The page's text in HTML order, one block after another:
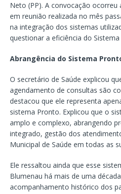
Neto (PP). A convocação
em reunião realizada no mês
na integração dos sistemas
questionar a eficiência do
Abrangência do Sistema
O secretário de Saúde explicou
agendamento de consultas são
destacou que ele representa
sistema Pronto. Explicou que o
amplo e complexo, abrangendo
integrado, gestão dos
Municipal de Saúde em todas as
Ele ressaltou ainda que esse
Blumenau há mais de uma
acompanhamento histórico dos